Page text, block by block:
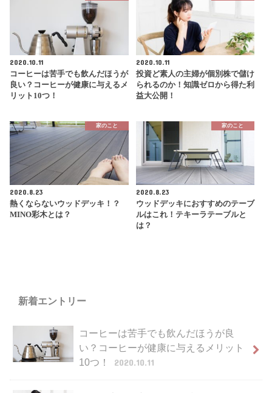
2020.10.11
コーヒーは苦手でも飲んだほうが
良い？コーヒーが健康に与えるメ
リット10つ！
2020.10.11
投資ど素人の主婦が個別株で儲け
られるのか！知識ゼロから得た利
益大公開！
家のこと
2020.8.23
熱くならないウッドデッキ！？
MINO彩木とは？
家のこと
2020.8.23
ウッドデッキにおすすめのテーブ
ルはこれ！テキーラテーブルと
は？
新着エントリー
コーヒーは苦手でも飲んだほうが良
い？コーヒーが健康に与えるメリット
10つ！
2020.10.11